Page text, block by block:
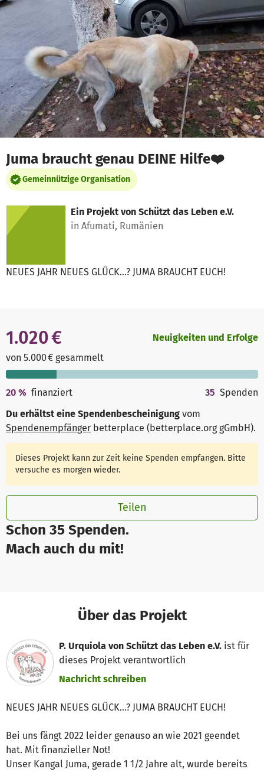
Zum Hauptinhalt springen
Erklärung zur Barrierefreiheit anzeigen
Juma braucht genau DEINE Hilfe❤️
Gemeinnützige Organisation
Ein Projekt von Schützt das Leben e.V.
in Afumati, Rumänien
NEUES JAHR NEUES GLÜCK...? JUMA BRAUCHT EUCH!
Schon 35 Spenden.
Mach auch du mit!
1.020 €
von 5.000 € gesammelt
Neuigkeiten und Erfolge
20 % finanziert 35 Spenden
Du erhältst eine Spendenbescheinigung vom
Spendenempfänger betterplace (betterplace.org gGmbH).
Dieses Projekt kann zur Zeit keine Spenden empfangen. Bitte
versuche es morgen wieder.
Teilen
Über das Projekt
P. Urquiola von Schützt das Leben e.V. ist für
dieses Projekt verantwortlich
Nachricht schreiben
NEUES JAHR NEUES GLÜCK...? JUMA BRAUCHT EUCH!
Bei uns fängt 2022 leider genauso an wie 2021 geendet
hat. Mit finanzieller Not!
Unser Kangal Juma, gerade 1 1/2 Jahre alt, wurde bereits